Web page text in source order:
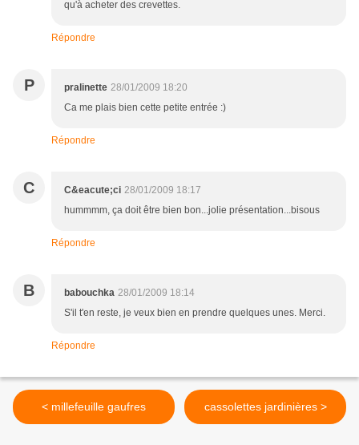
qu'à acheter des crevettes.
Répondre
P pralinette 28/01/2009 18:20
Ca me plais bien cette petite entrée :)
Répondre
C C&eacute;ci 28/01/2009 18:17
hummmm, ça doit être bien bon...jolie présentation...bisous
Répondre
B babouchka 28/01/2009 18:14
S'il t'en reste, je veux bien en prendre quelques unes. Merci.
Répondre
< millefeuille gaufres cassolettes jardinières >